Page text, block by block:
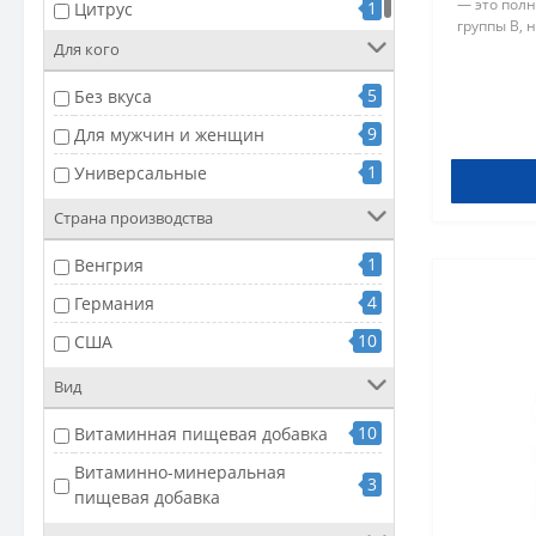
Цитрус
1
Для кого
Без вкуса
5
Для мужчин и женщин
9
Универсальные
1
Страна производства
Венгрия
1
Германия
4
США
10
Вид
Витаминная пищевая добавка
10
Витаминно-минеральная
пищевая добавка
3
— это
группы В,
мозговой